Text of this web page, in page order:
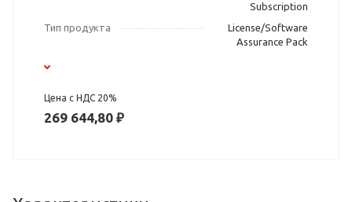
Subscription
Тип продукта
License/Software
Assurance Pack
Цена с НДС 20%
269 644,80 ₽